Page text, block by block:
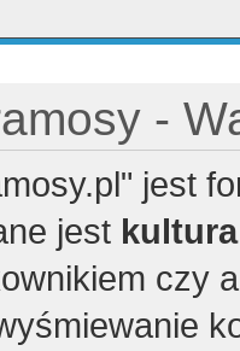
-
jest
jest
czy